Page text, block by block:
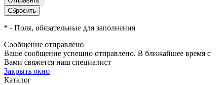
* - Поля, обязательные для заполнения
Сообщение отправлено
Ваше сообщение успешно отправлено. В ближайшее время с
Вами свяжется наш специалист
Закрыть окно
Каталог